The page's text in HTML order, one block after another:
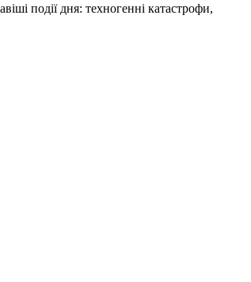
події дня: техногенні катастрофи,